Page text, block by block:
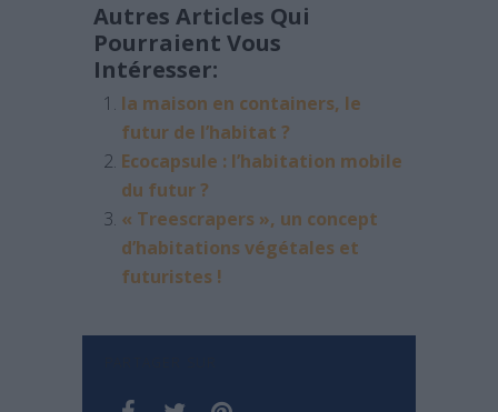
Autres Articles Qui
Pourraient Vous
Intéresser:
la maison en containers, le
futur de l’habitat ?
Ecocapsule : l’habitation mobile
du futur ?
« Treescrapers », un concept
d’habitations végétales et
futuristes !